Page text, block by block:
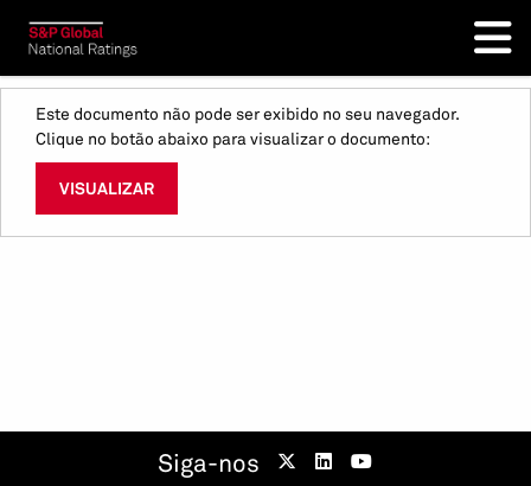
Este documento não pode ser exibido no seu navegador.
Clique no botão abaixo para visualizar o documento:
VISUALIZAR
Siga-nos